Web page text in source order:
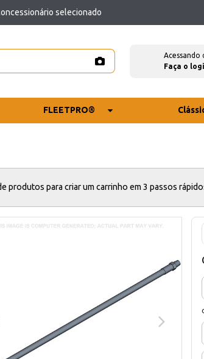
selecionado
Acessando
Faça o
FLEETPRO®
produtos para criar um carrinho em 3 passos